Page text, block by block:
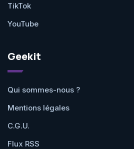
TikTok
YouTube
Geekit
Qui sommes-nous ?
Mentions légales
C.G.U.
Flux RSS